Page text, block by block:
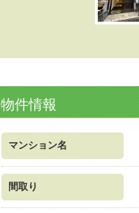
物件情報
マンション名
間取り